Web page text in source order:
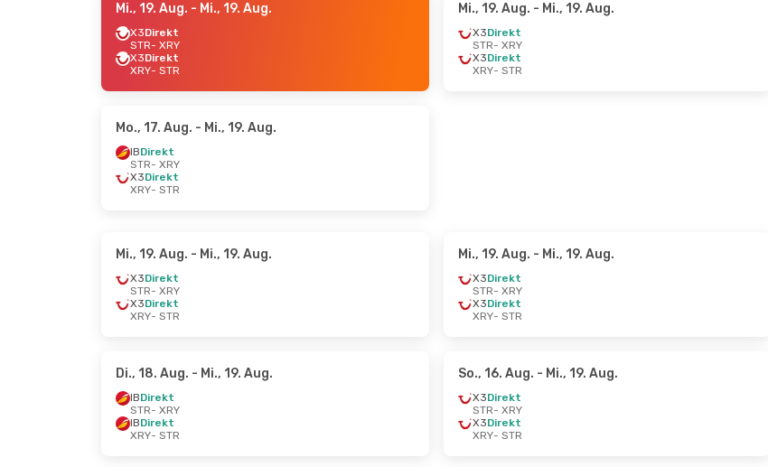
Mi., 19. Aug. - Mi., 19. Aug.
X3Direkt
STR- XRY
X3Direkt
XRY- STR
Mi., 19. Aug. - Mi., 19. Aug.
X3Direkt
STR- XRY
X3Direkt
XRY- STR
Mo., 17. Aug. - Mi., 19. Aug.
IBDirekt
STR- XRY
X3Direkt
XRY- STR
Mi., 19. Aug. - Mi., 19. Aug.
X3Direkt
STR- XRY
X3Direkt
XRY- STR
Mi., 19. Aug. - Mi., 19. Aug.
X3Direkt
STR- XRY
X3Direkt
XRY- STR
Di., 18. Aug. - Mi., 19. Aug.
IBDirekt
STR- XRY
IBDirekt
XRY- STR
So., 16. Aug. - Mi., 19. Aug.
X3Direkt
STR- XRY
X3Direkt
XRY- STR